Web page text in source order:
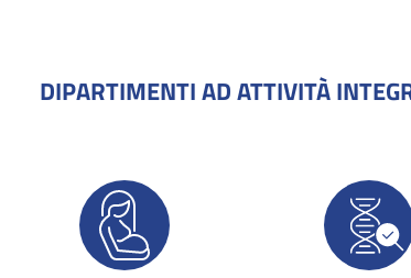
DIPARTIMENTI AD ATTIVITÀ